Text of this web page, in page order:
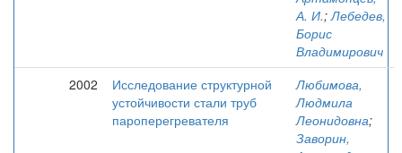
А. И.;Лебедев,
Борис
Владимирович
2002
Исследование структурной
устойчивости стали труб
пароперегревателя
Любимова,
Людмила
Леонидовна;
Заворин,